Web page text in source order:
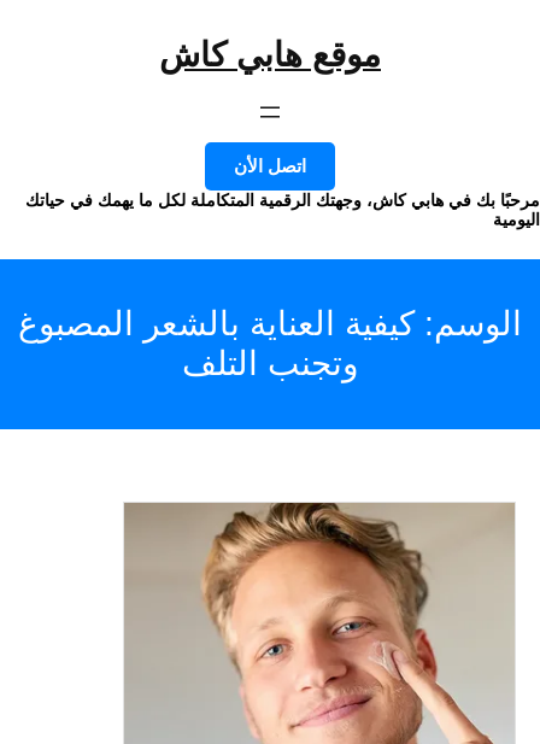
موقع هابي كاش
اتصل الأن
بك في هابي كاش، وجهتك الرقمية المتكاملة لكل ما يهمك في حياتك
كيفية العناية بالشعر المصبوغ
وتجنب التلف